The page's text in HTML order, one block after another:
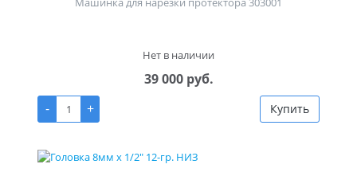
Нет в наличии
39 000 руб.
-
+ Купить